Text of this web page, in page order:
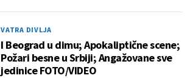
VATRA DIVLJA
I Beograd u dimu; Apokaliptične scene;
Požari besne u Srbiji; Angažovane sve
jedinice FOTO/VIDEO